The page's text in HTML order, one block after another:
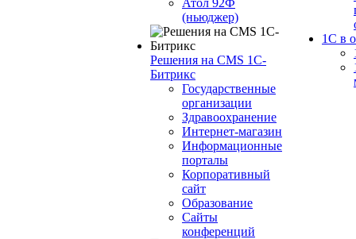
Атол 92Ф
(ньюджер)
Решения на CMS 1С-
Битрикс
Государственные
организации
Здравоохранение
Интернет-магазин
Информационные
порталы
Корпоративный
сайт
Образование
Сайты
конференций
1С в